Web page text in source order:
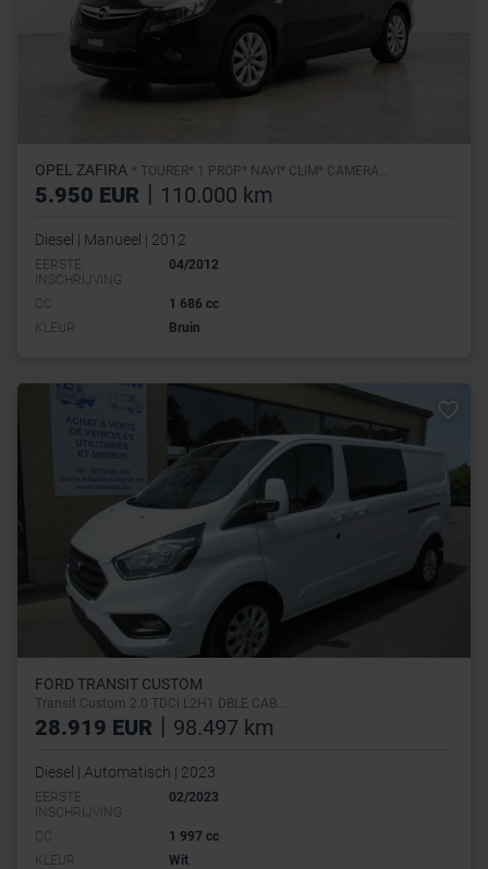
OPEL ZAFIRA * TOURER* 1 PROP* NAVI* CLIM* CAMERA...
5.950 EUR | 110.000 km
Diesel | Manueel | 2012
EERSTE
INSCHRIJVING
04/2012
CC
1 686 cc
KLEUR
Bruin
FORD TRANSIT CUSTOM
Transit Custom 2.0 TDCi L2H1 DBLE CAB...
28.919 EUR | 98.497 km
Diesel | Automatisch | 2023
EERSTE
INSCHRIJVING
02/2023
CC
1 997 cc
KLEUR
Wit